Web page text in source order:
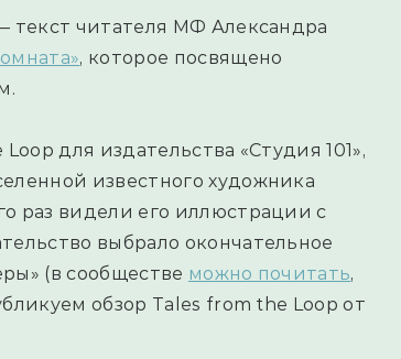
текст читателя МФ Александра
, которое посвящено
для издательства «Студия 101»,
известного художника
раз видели его иллюстрации с
выбрало окончательное
(в сообществе можно почитать,
обзор Tales from the Loop от